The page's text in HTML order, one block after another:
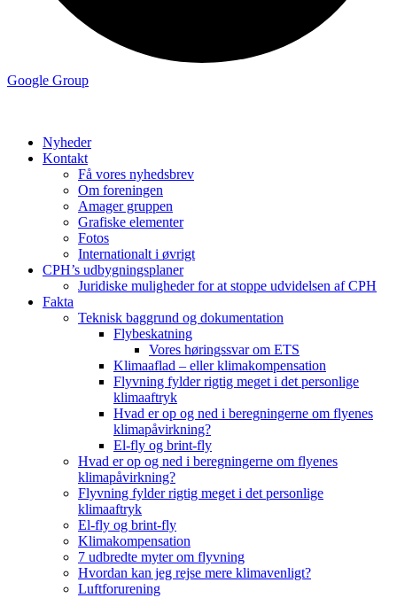
Google Group
Nyheder
Kontakt
Få vores nyhedsbrev
Om foreningen
Amager gruppen
Grafiske elementer
Fotos
Internationalt i øvrigt
CPH’s udbygningsplaner
Juridiske muligheder for at stoppe udvidelsen af CPH
Fakta
Teknisk baggrund og dokumentation
Flybeskatning
Vores høringssvar om ETS
Klimaaflad – eller klimakompensation
Flyvning fylder rigtig meget i det personlige
klimaaftryk
Hvad er op og ned i beregningerne om flyenes
klimapåvirkning?
El-fly og brint-fly
Hvad er op og ned i beregningerne om flyenes
klimapåvirkning?
Flyvning fylder rigtig meget i det personlige
klimaaftryk
El-fly og brint-fly
Klimakompensation
7 udbredte myter om flyvning
Hvordan kan jeg rejse mere klimavenligt?
Luftforurening